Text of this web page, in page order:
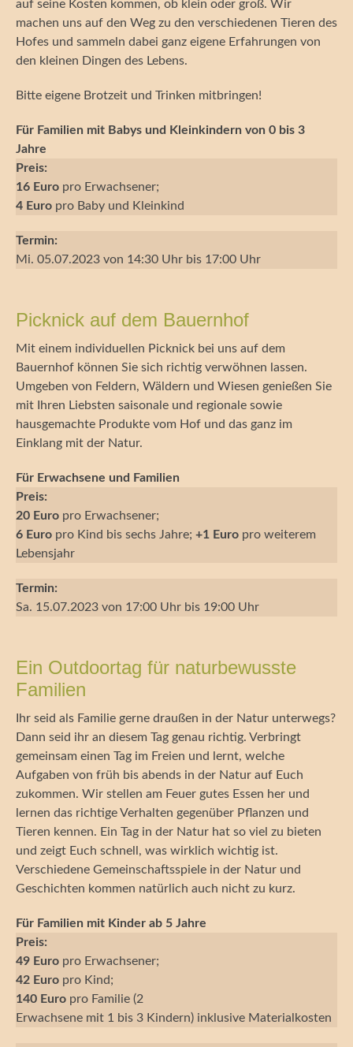
auf seine Kosten kommen, ob klein oder groß. Wir
machen uns auf den Weg zu den verschiedenen Tieren des
Hofes und sammeln dabei ganz eigene Erfahrungen von
den kleinen Dingen des Lebens.
Bitte eigene Brotzeit und Trinken mitbringen!
Für Familien mit Babys und Kleinkindern von 0 bis 3
Jahre
Preis:
16 Euro pro Erwachsener;
4 Euro pro Baby und Kleinkind
Termin:
Mi. 05.07.2023 von 14:30 Uhr bis 17:00 Uhr
Picknick auf dem Bauernhof
Mit einem individuellen Picknick bei uns auf dem
Bauernhof können Sie sich richtig verwöhnen lassen.
Umgeben von Feldern, Wäldern und Wiesen genießen Sie
mit Ihren Liebsten saisonale und regionale sowie
hausgemachte Produkte vom Hof und das ganz im
Einklang mit der Natur.
Für Erwachsene und Familien
Preis:
20 Euro pro Erwachsener;
6 Euro pro Kind bis sechs Jahre; +1 Euro pro weiterem
Lebensjahr
Termin:
Sa. 15.07.2023 von 17:00 Uhr bis 19:00 Uhr
Ein Outdoortag für naturbewusste
Familien
Ihr seid als Familie gerne draußen in der Natur unterwegs?
Dann seid ihr an diesem Tag genau richtig. Verbringt
gemeinsam einen Tag im Freien und lernt, welche
Aufgaben von früh bis abends in der Natur auf Euch
zukommen. Wir stellen am Feuer gutes Essen her und
lernen das richtige Verhalten gegenüber Pflanzen und
Tieren kennen. Ein Tag in der Natur hat so viel zu bieten
und zeigt Euch schnell, was wirklich wichtig ist.
Verschiedene Gemeinschaftsspiele in der Natur und
Geschichten kommen natürlich auch nicht zu kurz.
Für Familien mit Kinder ab 5 Jahre
Preis:
49 Euro pro Erwachsener;
42 Euro pro Kind;
140 Euro pro Familie (2
Erwachsene mit 1 bis 3 Kindern) inklusive Materialkosten